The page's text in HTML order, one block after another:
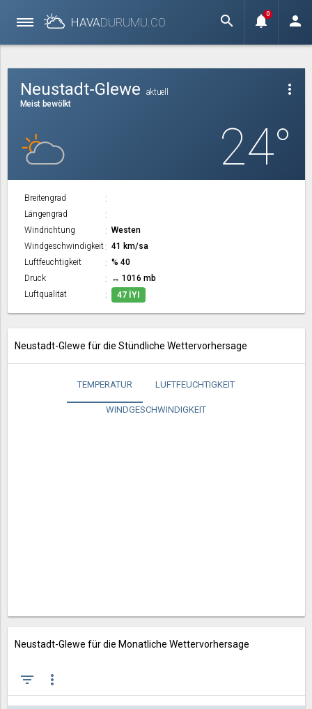
HAVADURUMU.CO search notifications
0 person
more_vert
Neustadt-Glewe
aktuell
Meist bewölkt
24°
Breitengrad
Längengrad
Windrichtung
Westen
Windgeschwindigkeit
41 km/sa
Luftfeuchtigkeit
% 40
Druck
↔ 1016 mb
Luftqualität
47 İYI
Neustadt-Glewe für die Stündliche Wettervorhersage
TEMPERATUR LUFTFEUCHTIGKEIT
WINDGESCHWINDIGKEIT
Neustadt-Glewe für die Monatliche Wettervorhersage
filter_list more_vert